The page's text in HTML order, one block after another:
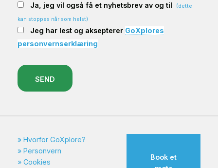
Ja, jeg vil også få et nyhetsbrev av og til (dette
kan stoppes når som helst)
Jeg har lest og aksepterer GoXplores
personvernserklæring
SEND
Hvorfor GoXplore?
Personvern
Cookies
Book et